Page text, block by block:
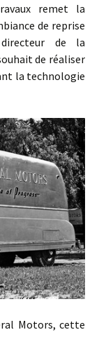
remet la
de reprise
de la
de réaliser
la technologie
Motors, cette